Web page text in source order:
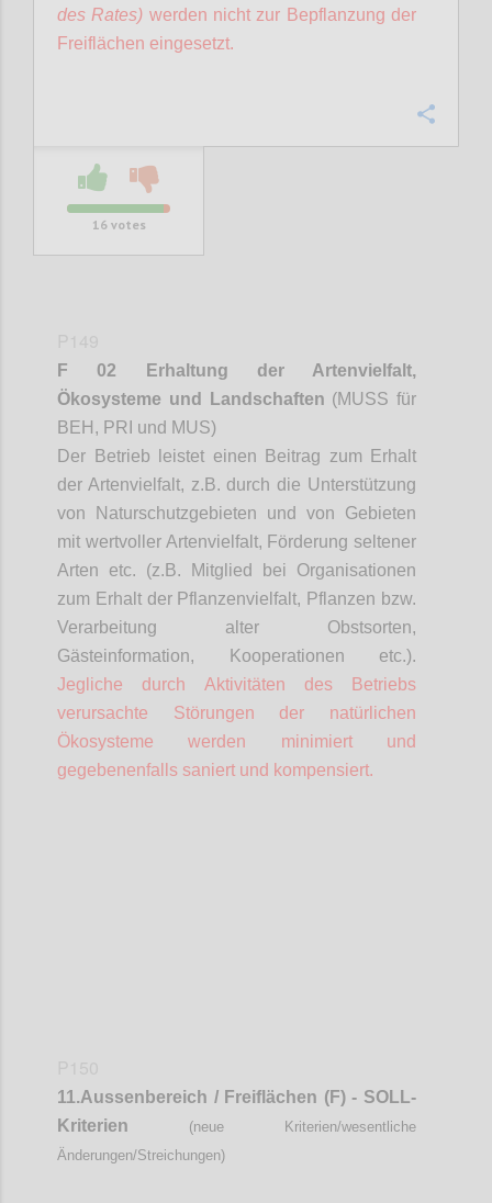
des Rates) werden nicht zur Bepflanzung der
Freiflächen eingesetzt.
16votes
F 02 Erhaltung der Artenvielfalt,
Ökosysteme und Landschaften (MUSS für
BEH, PRI und MUS)
Der Betrieb leistet einen Beitrag zum Erhalt
der Artenvielfalt, z.B. durch die Unterstützung
von Naturschutzgebieten und von Gebieten
mit wertvoller Artenvielfalt, Förderung seltener
Arten etc. (z.B. Mitglied bei Organisationen
zum Erhalt der Pflanzenvielfalt, Pflanzen bzw.
Verarbeitung alter Obstsorten,
Gästeinformation, Kooperationen etc.).
Jegliche durch Aktivitäten des Betriebs
verursachte Störungen der natürlichen
Ökosysteme werden minimiert und
gegebenenfalls saniert und kompensiert.
11.Aussenbereich / Freiflächen (F) - SOLL-
Kriterien
(neue Kriterien/wesentliche
Änderungen/Streichungen)